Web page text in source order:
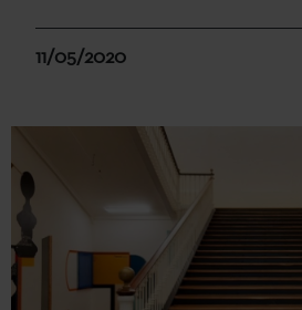
11/05/2020